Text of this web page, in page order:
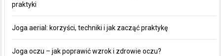
praktyki
Joga aerial: korzyści, techniki i jak zacząć praktykę
Joga oczu – jak poprawić wzrok i zdrowie oczu?